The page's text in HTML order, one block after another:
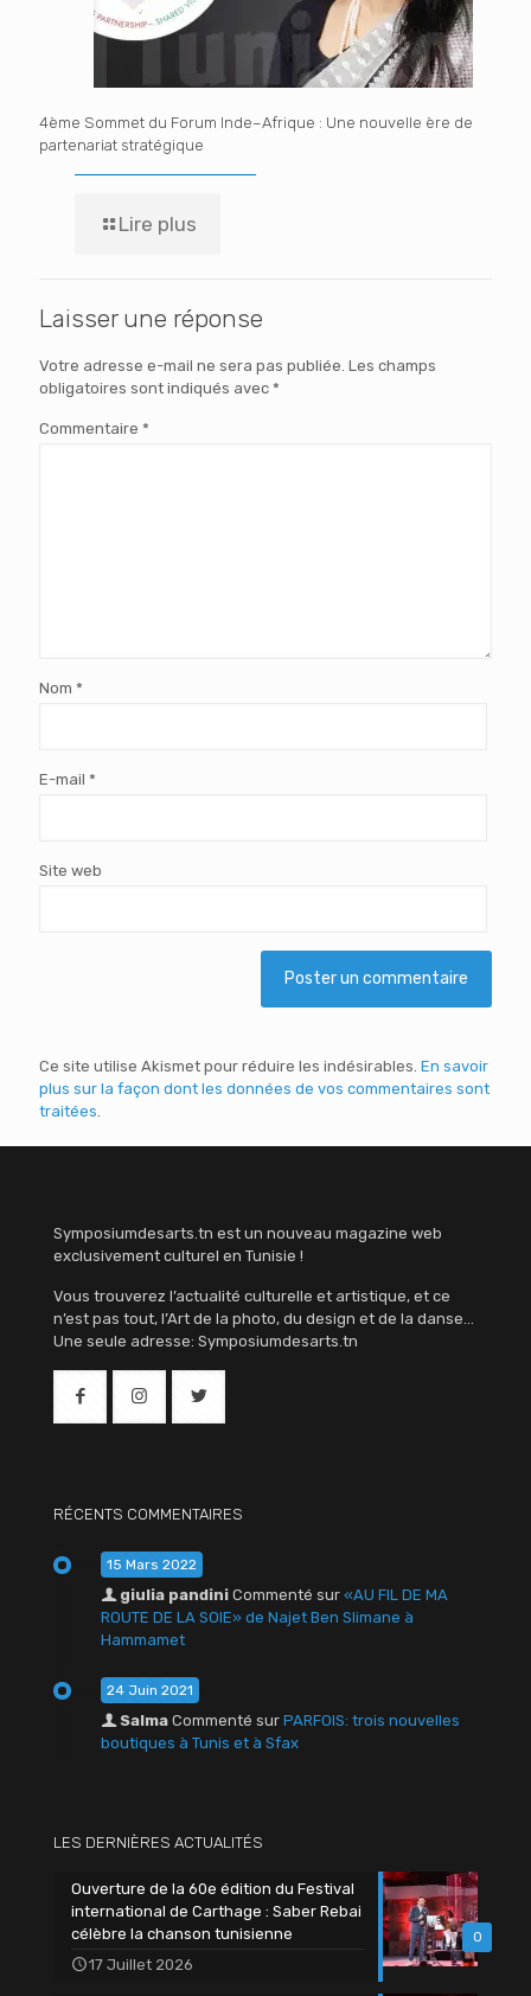
4ème Sommet du Forum Inde–Afrique : Une nouvelle ère de
partenariat stratégique
Lire plus
Laisser une réponse
Votre adresse e-mail ne sera pas publiée. Les champs
obligatoires sont indiqués avec *
Commentaire *
Nom *
E-mail *
Site web
Ce site utilise Akismet pour réduire les indésirables. En savoir
plus sur la façon dont les données de vos commentaires sont
traitées
Symposiumdesarts.tn est un nouveau magazine web
exclusivement culturel en Tunisie !
Vous trouverez l’actualité culturelle et artistique, et ce
n’est pas tout, l’Art de la photo, du design et de la danse…
Une seule adresse: Symposiumdesarts.tn
RÉCENTS COMMENTAIRES
15 Mars 2022
giulia pandini Commenté sur «AU FIL DE MA
ROUTE DE LA SOIE» de Najet Ben Slimane à
Hammamet
24 Juin 2021
Salma Commenté sur PARFOIS: trois nouvelles
boutiques à Tunis et à Sfax
LES DERNIÈRES ACTUALITÉS
0
Ouverture de la 60e édition du Festival
international de Carthage : Saber Rebai
célèbre la chanson tunisienne
17 Juillet 2026